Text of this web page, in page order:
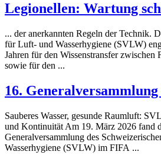
Legionellen: Wartung
... der anerkannten Regeln der Technik.
für Luft- und Wasserhygiene (SVLW)
Jahren für den Wissenstransfer zwischen
sowie für den ...
16. Generalversammlung
Sauberes Wasser, gesunde Raumluft:
und Kontinuität Am 19. März 2026 fand
Generalversammlung des
Wasserhygiene (SVLW) im FIFA ...